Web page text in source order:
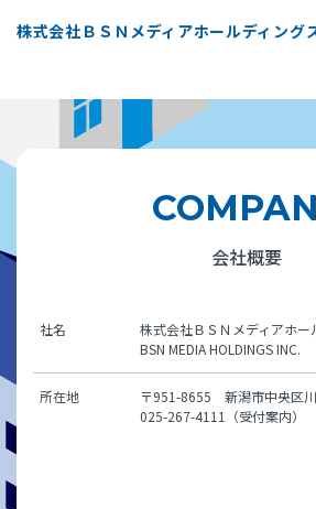
株式会社ＢＳＮメディアホールディング
会社概要
社名
株式会社ＢＳＮメディアホー
BSN MEDIA HOLDINGS INC.
所在地
〒951-8655 新潟市中央区
025-267-4111（受付案内）